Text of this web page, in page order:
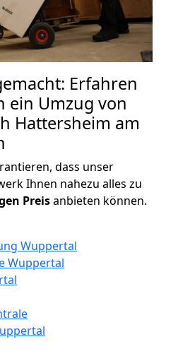
Erfahren
ein Umzug von
Hattersheim am
dass unser
Ihnen nahezu alles zu
Preisanbieten können.
Wuppertal
Wuppertal